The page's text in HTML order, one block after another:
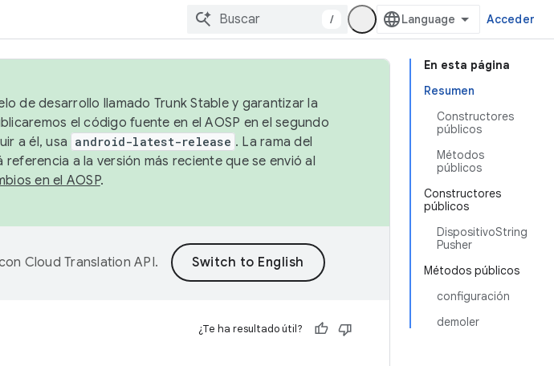
/ Acceder
En esta página
Resumen
Constructores
públicos
Métodos
públicos
Constructores
públicos
DispositivoString
Pusher
Métodos públicos
configuración
demoler
de desarrollo llamado Trunk Stable y garantizar la
el código fuente en el AOSP en el segundo
a él, usa android-latest-release . La rama del
referencia a la versión más reciente que se envió al
en el AOSP.
Cloud Translation API.
¿Te ha resultado útil?